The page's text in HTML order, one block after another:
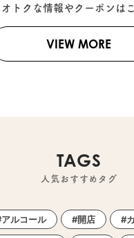
オトクな情報やクーポンは
VIEW MORE
TAGS
人気おすすめタグ
アルコール 開店